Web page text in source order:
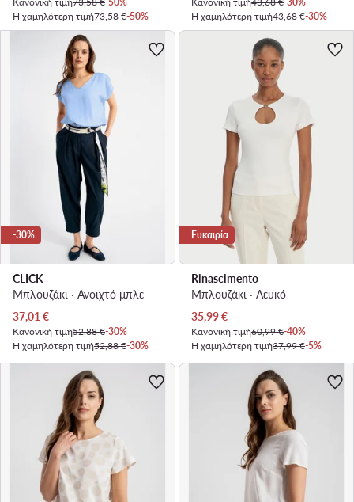
Η χαμηλότερη τιμή73,58 €-50%
Η χαμηλότερη τιμή43,68 €-30%
-30%
CLICK
Μπλουζάκι · Ανοιχτό μπλε
Τρέχουσα τιμή
37,01 €
Κανονική τιμή52,88 €-30%
Η χαμηλότερη τιμή52,88 €-30%
Ευκαιρία
Rinascimento
Μπλουζάκι · Λευκό
Τρέχουσα τιμή
35,99€
Κανονική τιμή60,99 €-40%
Η χαμηλότερη τιμή37,99 €-5%